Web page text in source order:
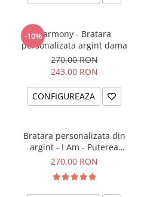
-10%Harmony - Bratara
personalizata argint dama
270,00 RON
243,00 RON
CONFIGUREAZA
Bratara personalizata din
argint - I Am - Puterea
intentiei la mana ta
270,00 RON